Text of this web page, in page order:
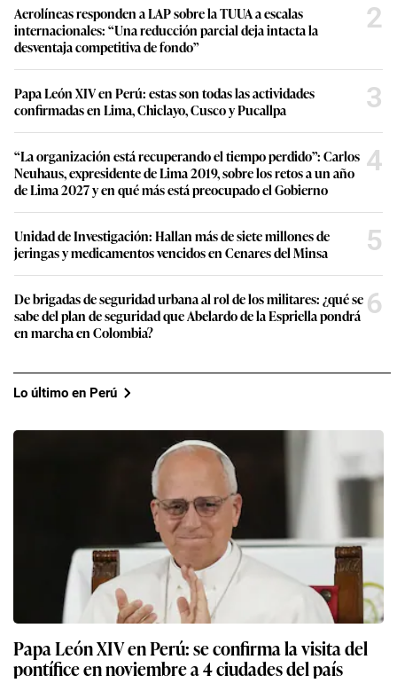
Aerolíneas responden a LAP sobre la TUUA a escalas
internacionales: “Una reducción parcial deja intacta la
desventaja competitiva de fondo”
2
Papa León XIV en Perú: estas son todas las actividades
confirmadas en Lima, Chiclayo, Cusco y Pucallpa
3
“La organización está recuperando el tiempo perdido”: Carlos
Neuhaus, expresidente de Lima 2019, sobre los retos a un año
de Lima 2027 y en qué más está preocupado el Gobierno
4
Unidad de Investigación: Hallan más de siete millones de
jeringas y medicamentos vencidos en Cenares del Minsa
5
De brigadas de seguridad urbana al rol de los militares: ¿qué se
sabe del plan de seguridad que Abelardo de la Espriella pondrá
en marcha en Colombia?
6
Lo último en Perú
Papa León XIV en Perú: se confirma la visita del
pontífice en noviembre a 4 ciudades del país